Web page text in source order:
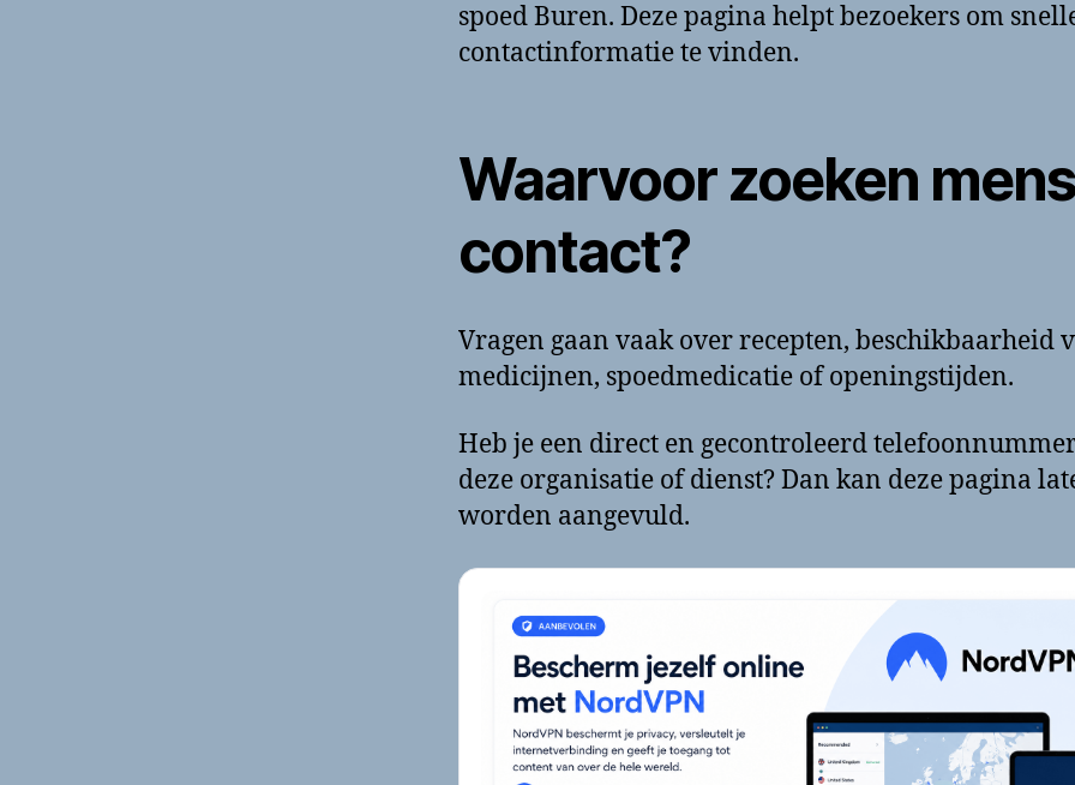
spoed Buren. Deze pagina helpt bezoekers om
contactinformatie te vinden.
Waarvoor zoeken
contact?
Vragen gaan vaak over recepten, beschikbaarheid
medicijnen, spoedmedicatie of openingstijden.
Heb je een direct en gecontroleerd
deze organisatie of dienst? Dan kan deze pagina
worden aangevuld.